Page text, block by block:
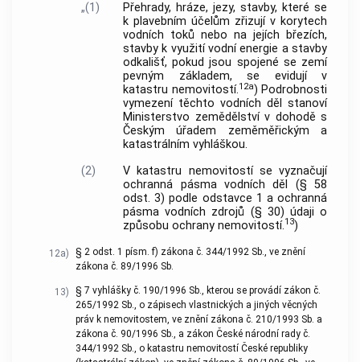
„(1)
Přehrady, hráze, jezy, stavby, které se
k plavebním účelům zřizují v korytech
vodních toků nebo na jejích březích,
stavby k využití vodní energie a stavby
odkališť, pokud jsou spojené se zemí
pevným základem, se evidují v
katastru nemovitostí.12a) Podrobnosti
vymezení těchto vodních děl stanoví
Ministerstvo zemědělství v dohodě s
Českým úřadem zeměměřickým a
katastrálním vyhláškou.
(2)
V katastru nemovitostí se vyznačují
ochranná pásma vodních děl (§ 58
odst. 3) podle odstavce 1 a ochranná
pásma vodních zdrojů (§ 30) údaji o
způsobu ochrany nemovitostí.13)
12a)
§ 2 odst. 1 písm. f) zákona č. 344/1992 Sb., ve znění
zákona č. 89/1996 Sb.
13)
§ 7 vyhlášky č. 190/1996 Sb., kterou se provádí zákon č.
265/1992 Sb., o zápisech vlastnických a jiných věcných
práv k nemovitostem, ve znění zákona č. 210/1993 Sb. a
zákona č. 90/1996 Sb., a zákon České národní rady č.
344/1992 Sb., o katastru nemovitostí České republiky